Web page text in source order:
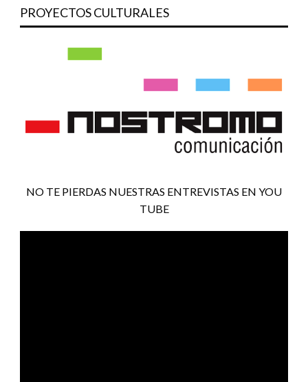
PROYECTOS CULTURALES
NO TE PIERDAS NUESTRAS ENTREVISTAS EN YOU
TUBE